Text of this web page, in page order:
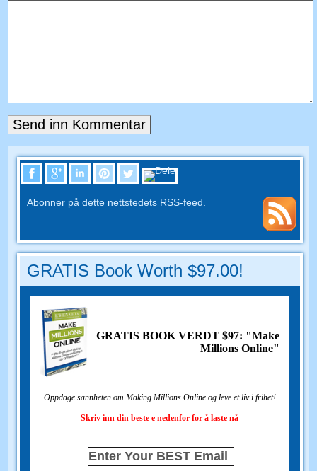
Abonner på dette nettstedets RSS-feed.
GRATIS Book Worth $97.00!
GRATIS BOOK VERDT $97: "Make
Millions Online"
Oppdage sannheten om Making Millions Online og leve et liv i frihet!
Skriv inn din beste e nedenfor for å laste nå